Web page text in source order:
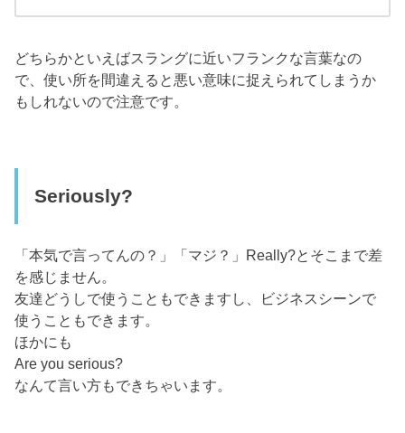
どちらかといえばスラングに近いフランクな言葉なの
で、使い所を間違えると悪い意味に捉えられてしまうか
もしれないので注意です。
Seriously?
「本気で言ってんの？」「マジ？」Really?とそこまで差
を感じません。
友達どうしで使うこともできますし、ビジネスシーンで
使うこともできます。
ほかにも
Are you serious?
なんて言い方もできちゃいます。